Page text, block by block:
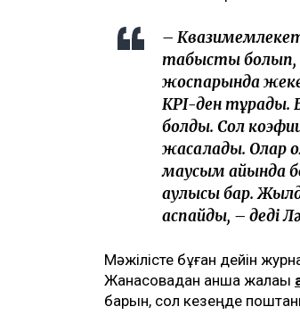
–
табысты болып,
жоспарында
КРІ-ден тұрады.
болды. Сол
жасалады. Олар
маусым айында
қаулысы бар.
аспайды, – деді
Мәжілісте бұған дейін
Жанасовадан қанша жалақы
барын, сол кезеңде